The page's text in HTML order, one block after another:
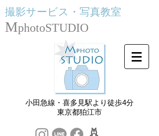
撮影サービス・ 写真教室
MphotoSTUDIO
小田急線・喜多見駅より徒歩4分
​東京都狛江市